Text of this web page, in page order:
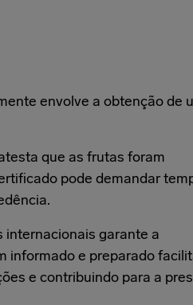
envolve a obtenção de
que as frutas foram
pode demandar
internacionais garante a
informado e preparado
e contribuindo para a